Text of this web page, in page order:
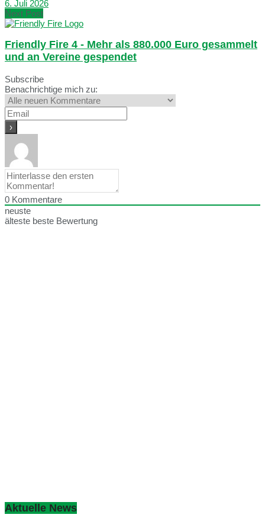
6. Juli 2026
Next Post
Friendly Fire 4 - Mehr als 880.000 Euro gesammelt
und an Vereine gespendet
Subscribe
Benachrichtige mich zu:
0 Kommentare
neuste
älteste beste Bewertung
Aktuelle News